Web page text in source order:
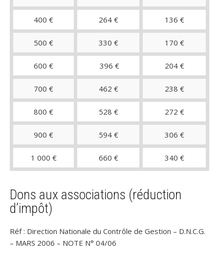
400 € 264 € 136 €
500 € 330 € 170 €
600 € 396 € 204 €
700 € 462 € 238 €
800 € 528 € 272 €
900 € 594 € 306 €
1 000 € 660 € 340 €
Dons aux associations (réduction
d’impôt)
Réf : Direction Nationale du Contrôle de Gestion – D.N.C.G.
– MARS 2006 – NOTE N° 04/06